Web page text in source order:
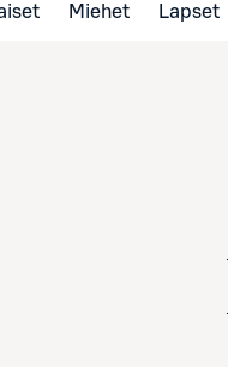
Miehet Lapset